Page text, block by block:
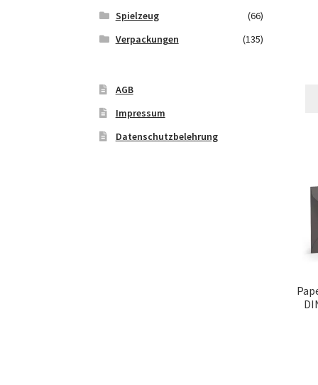
Spielzeug
(66)
Verpackungen
(135)
AGB
Impressum
Datenschutzbelehrung